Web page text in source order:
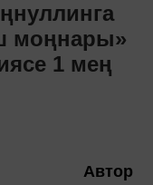
моңнары»
1 мең
Автор